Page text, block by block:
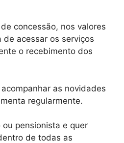
concessão, nos valores
acessar os serviços
o recebimento dos
as novidades
regularmente.
pensionista e quer
de todas as